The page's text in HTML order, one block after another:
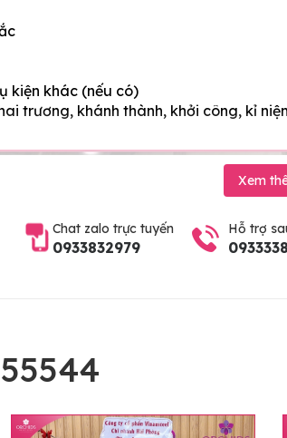
kiện khác (nếu có)
trương, khánh thành, khởi công, kỉ
Xem
Chat zalo trực tuyến
0933832979
Hỗ trợ